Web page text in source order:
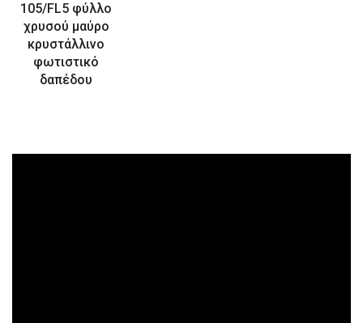
105/FL5 φύλλο
χρυσού μαύρο
κρυστάλλινο
φωτιστικό
δαπέδου